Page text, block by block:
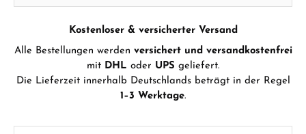
Kostenloser & versicherter Versand
Alle Bestellungen werden versichert und versandkostenfrei
mit DHL oder UPS geliefert.
Die Lieferzeit innerhalb Deutschlands beträgt in der Regel
1–3 Werktage.